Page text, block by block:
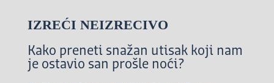
IZREĆI NEIZRECIVO
Kako preneti snažan utisak koji nam
je ostavio san prošle noći?